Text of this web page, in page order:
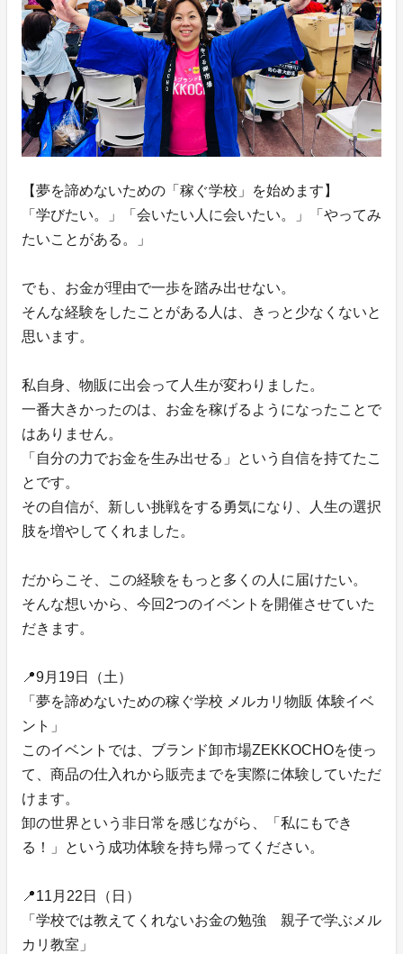
【夢を諦めないための「稼ぐ学校」を始めます】
「学びたい。」「会いたい人に会いたい。」「やってみ
たいことがある。」
でも、お金が理由で一歩を踏み出せない。
そんな経験をしたことがある人は、きっと少なくないと
思います。
私自身、物販に出会って人生が変わりました。
一番大きかったのは、お金を稼げるようになったことで
はありません。
「自分の力でお金を生み出せる」という自信を持てたこ
とです。
その自信が、新しい挑戦をする勇気になり、人生の選択
肢を増やしてくれました。
だからこそ、この経験をもっと多くの人に届けたい。
そんな想いから、今回2つのイベントを開催させていた
だきます。
📍9月19日（土）
「夢を諦めないための稼ぐ学校 メルカリ物販 体験イベ
ント」
このイベントでは、ブランド卸市場ZEKKOCHOを使っ
て、商品の仕入れから販売までを実際に体験していただ
けます。
卸の世界という非日常を感じながら、「私にもでき
る！」という成功体験を持ち帰ってください。
📍11月22日（日）
「学校では教えてくれないお金の勉強 親子で学ぶメル
カリ教室」